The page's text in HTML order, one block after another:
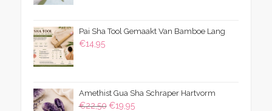
Pai Sha Tool Gemaakt Van Bamboe Lang
€14,95
Amethist Gua Sha Schraper Hartvorm
€22,50 Oorspronkelijke
€19,95Huidige